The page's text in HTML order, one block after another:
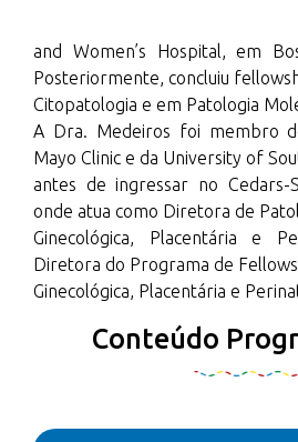
and Women’s Hospital, em
Posteriormente, concluiu
Citopatologia e em Patologia
A Dra. Medeiros foi membro
Mayo Clinic e da University of
antes de ingressar no Cedars-
onde atua como Diretora de
Ginecológica, Placentária e
Diretora do Programa de
Ginecológica, Placentária e
Conteúdo